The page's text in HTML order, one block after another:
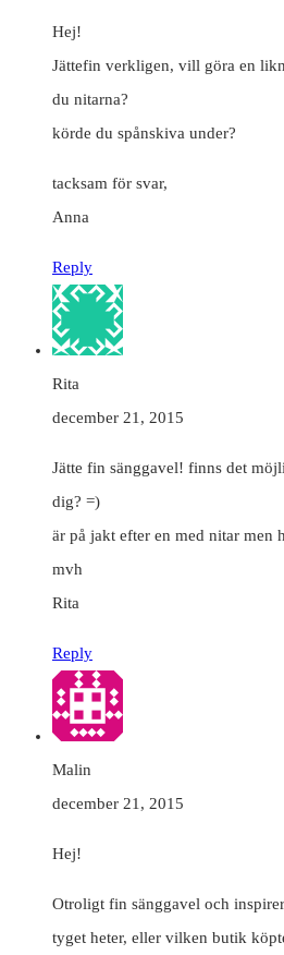
Hej!
Jättefin verkligen, vill göra en
du nitarna?
körde du spånskiva under?
tacksam för svar,
Anna
Reply
Rita
december 21, 2015
Jätte fin sänggavel! finns det
dig? =)
är på jakt efter en med nitar men
mvh
Rita
Reply
Malin
december 21, 2015
Hej!
Otroligt fin sänggavel och
tyget heter, eller vilken butik